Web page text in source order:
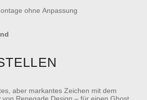
ohne Anpassung
aber markantes Zeichen mit dem